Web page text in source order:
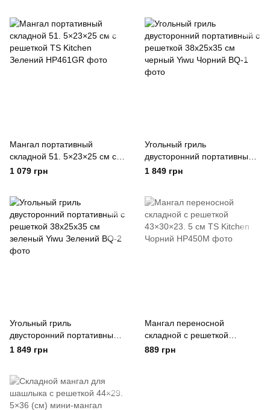
Мангал портативный
складной 51. 5×23×25 см с
решеткой TS Kitchen
1 079 грн
Угольный гриль
двусторонний портативный с
решеткой 38х25х35 см
1 849 грн
Угольный гриль
двусторонний портативный с
решеткой 38x25x35 см
1 849 грн
Мангал переносной
складной с решеткой
43×30×23. 5 см TS Kitchen
889 грн